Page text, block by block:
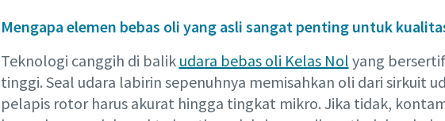
Mengapa elemen bebas oli yang asli sangat penting untuk
Teknologi canggih di balik udara bebas oli Kelas Nol yang
tinggi. Seal udara labirin sepenuhnya memisahkan oli dari sirkuit
pelapis rotor harus akurat hingga tingkat mikro. Jika tidak,